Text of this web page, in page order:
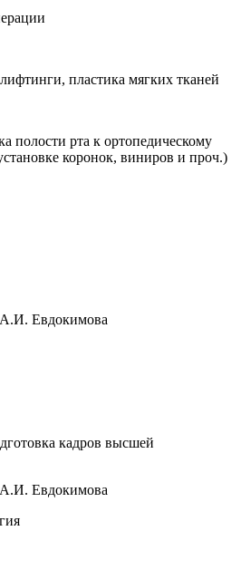
пластика мягких тканей
полости рта к ортопедическому
коронок, виниров и проч.)
Евдокимова
кадров высшей
Евдокимова